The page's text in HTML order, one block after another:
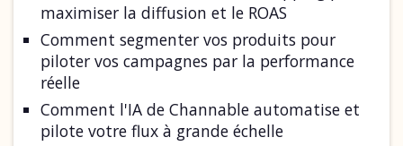
maximiser la diffusion et le ROAS
Comment segmenter vos produits pour
piloter vos campagnes par la performance
réelle
Comment l'IA de Channable automatise et
pilote votre flux à grande échelle